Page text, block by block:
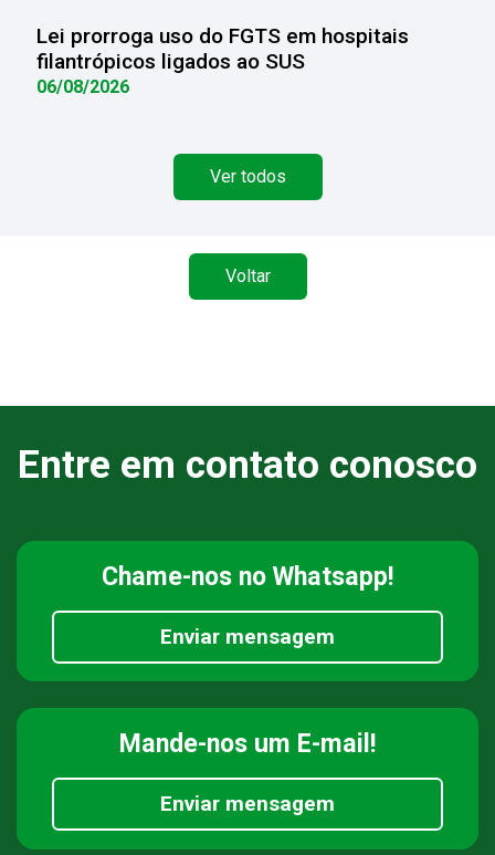
Lei prorroga uso do FGTS em hospitais
filantrópicos ligados ao SUS
06/08/2026
Ver todos
Voltar
Entre em contato conosco
Chame-nos no Whatsapp!
Enviar mensagem
Mande-nos um E-mail!
Enviar mensagem